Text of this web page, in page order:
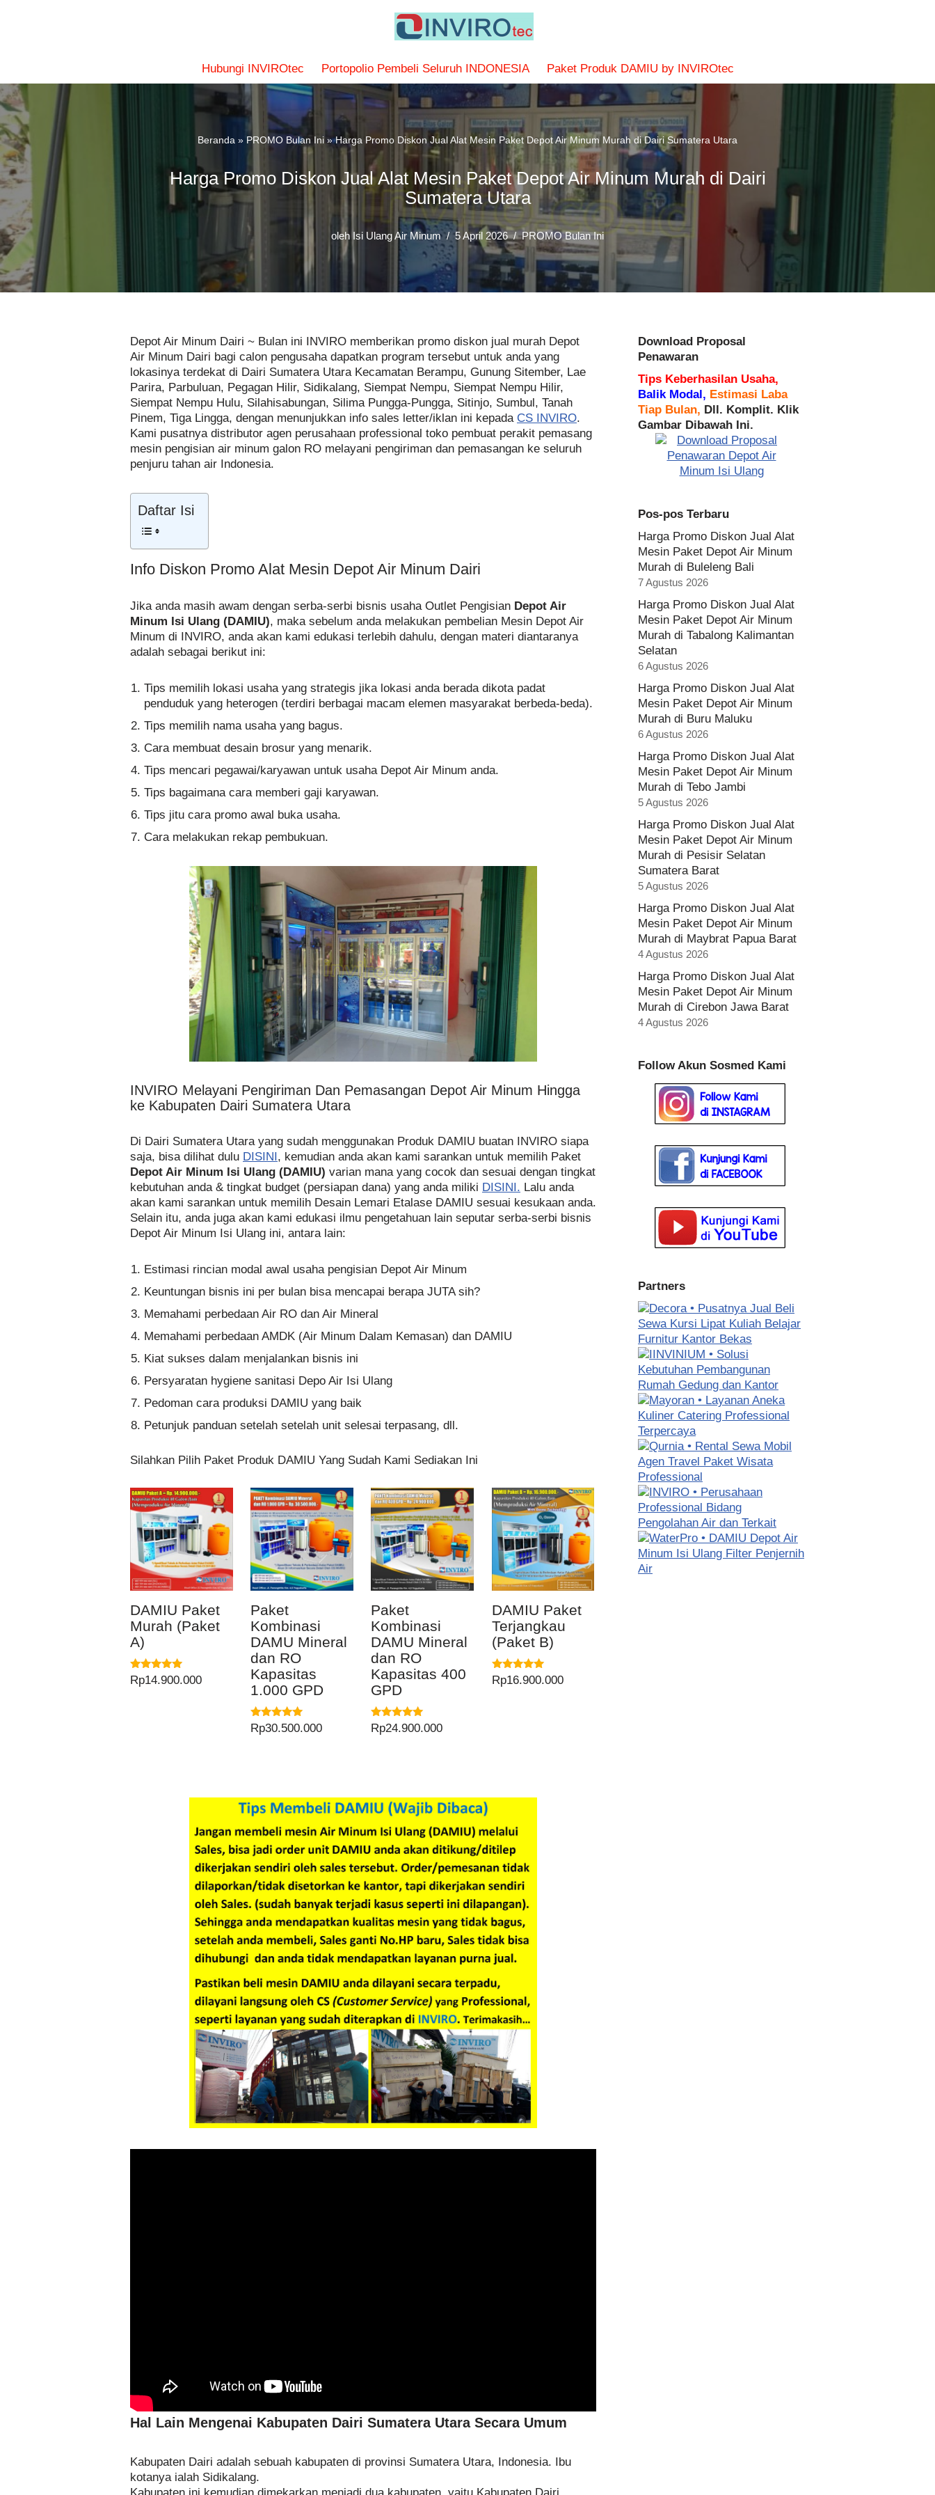
Hubungi INVIROtec Portopolio Pembeli Seluruh INDONESIA Paket Produk DAMIU by INVIROtec
Beranda » PROMO Bulan Ini »Harga Promo Diskon Jual Alat Mesin Paket Depot Air Minum Murah di Dairi Sumatera Utara
Harga Promo Diskon Jual Alat Mesin Paket Depot Air Minum Murah di Dairi
Sumatera Utara
oleh Isi Ulang Air Minum 5 April 2026 PROMO Bulan Ini
Depot Air Minum Dairi ~ Bulan ini INVIRO memberikan promo diskon jual murah Depot
Air Minum Dairi bagi calon pengusaha dapatkan program tersebut untuk anda yang
lokasinya terdekat di Dairi Sumatera Utara Kecamatan Berampu, Gunung Sitember, Lae
Parira, Parbuluan, Pegagan Hilir, Sidikalang, Siempat Nempu, Siempat Nempu Hilir,
Siempat Nempu Hulu, Silahisabungan, Silima Pungga-Pungga, Sitinjo, Sumbul, Tanah
Pinem, Tiga Lingga, dengan menunjukkan info sales letter/iklan ini kepada CS INVIRO.
Kami pusatnya distributor agen perusahaan professional toko pembuat perakit pemasang
mesin pengisian air minum galon RO melayani pengiriman dan pemasangan ke seluruh
penjuru tahan air Indonesia.
Daftar Isi
Info Diskon Promo Alat Mesin Depot Air Minum Dairi
Jika anda masih awam dengan serba-serbi bisnis usaha Outlet Pengisian Depot Air
Minum Isi Ulang (DAMIU), maka sebelum anda melakukan pembelian Mesin Depot Air
Minum di INVIRO, anda akan kami edukasi terlebih dahulu, dengan materi diantaranya
adalah sebagai berikut ini:
Tips memilih lokasi usaha yang strategis jika lokasi anda berada dikota padat
penduduk yang heterogen (terdiri berbagai macam elemen masyarakat berbeda-beda).
Tips memilih nama usaha yang bagus.
Cara membuat desain brosur yang menarik.
Tips mencari pegawai/karyawan untuk usaha Depot Air Minum anda.
Tips bagaimana cara memberi gaji karyawan.
Tips jitu cara promo awal buka usaha.
Cara melakukan rekap pembukuan.
INVIRO Melayani Pengiriman Dan Pemasangan Depot Air Minum Hingga
ke Kabupaten Dairi Sumatera Utara
Di Dairi Sumatera Utara yang sudah menggunakan Produk DAMIU buatan INVIRO siapa
saja, bisa dilihat dulu DISINI , kemudian anda akan kami sarankan untuk memilih Paket
Depot Air Minum Isi Ulang (DAMIU) varian mana yang cocok dan sesuai dengan tingkat
kebutuhan anda & tingkat budget (persiapan dana) yang anda miliki DISINI. Lalu anda
akan kami sarankan untuk memilih Desain Lemari Etalase DAMIU sesuai kesukaan anda.
Selain itu, anda juga akan kami edukasi ilmu pengetahuan lain seputar serba-serbi bisnis
Depot Air Minum Isi Ulang ini, antara lain:
Estimasi rincian modal awal usaha pengisian Depot Air Minum
Keuntungan bisnis ini per bulan bisa mencapai berapa JUTA sih?
Memahami perbedaan Air RO dan Air Mineral
Memahami perbedaan AMDK (Air Minum Dalam Kemasan) dan DAMIU
Kiat sukses dalam menjalankan bisnis ini
Persyaratan hygiene sanitasi Depo Air Isi Ulang
Pedoman cara produksi DAMIU yang baik
Petunjuk panduan setelah setelah unit selesai terpasang, dll.
Silahkan Pilih Paket Produk DAMIU Yang Sudah Kami Sediakan Ini
DAMIU Paket
Murah (Paket
A)
Dinilai
5.00
Rp14.900.000
Paket
Kombinasi
DAMU Mineral
dan RO
Kapasitas
1.000 GPD
Dinilai
5.00
Rp30.500.000
Paket
Kombinasi
DAMU Mineral
dan RO
Kapasitas 400
GPD
Dinilai
5.00
Rp24.900.000
DAMIU Paket
Terjangkau
(Paket B)
Dinilai
5.00
Rp16.900.000
Hal Lain Mengenai Kabupaten Dairi Sumatera Utara Secara Umum
Kabupaten Dairi adalah sebuah kabupaten di provinsi Sumatera Utara, Indonesia. Ibu
kotanya ialah Sidikalang.
Download Proposal
Penawaran
Tips Keberhasilan Usaha,
Balik Modal, Estimasi Laba
Tiap Bulan, Dll. Komplit. Klik
Gambar Dibawah Ini.
Pos-pos Terbaru
Harga Promo Diskon Jual Alat
Mesin Paket Depot Air Minum
Murah di Buleleng Bali
7 Agustus 2026
Harga Promo Diskon Jual Alat
Mesin Paket Depot Air Minum
Murah di Tabalong Kalimantan
Selatan
6 Agustus 2026
Harga Promo Diskon Jual Alat
Mesin Paket Depot Air Minum
Murah di Buru Maluku
6 Agustus 2026
Harga Promo Diskon Jual Alat
Mesin Paket Depot Air Minum
Murah di Tebo Jambi
5 Agustus 2026
Harga Promo Diskon Jual Alat
Mesin Paket Depot Air Minum
Murah di Pesisir Selatan
Sumatera Barat
5 Agustus 2026
Harga Promo Diskon Jual Alat
Mesin Paket Depot Air Minum
Murah di Maybrat Papua Barat
4 Agustus 2026
Harga Promo Diskon Jual Alat
Mesin Paket Depot Air Minum
Murah di Cirebon Jawa Barat
4 Agustus 2026
Follow Akun Sosmed Kami
Partners